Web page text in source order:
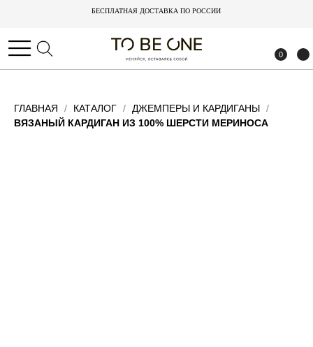
БЕСПЛАТНАЯ ДОСТАВКА ПО РОССИИ
0
БЕСПЛАТНАЯ ДОСТАВКА ПО РОССИИ
0
ГЛАВНАЯ КАТАЛОГ
ДЖЕМПЕРЫ И КАРДИГАНЫ
ВЯЗАНЫЙ КАРДИГАН ИЗ 100% ШЕРСТИ МЕРИНОСА